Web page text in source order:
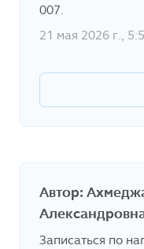
007.
21 мая 2026 г.,
Автор:
Записаться по